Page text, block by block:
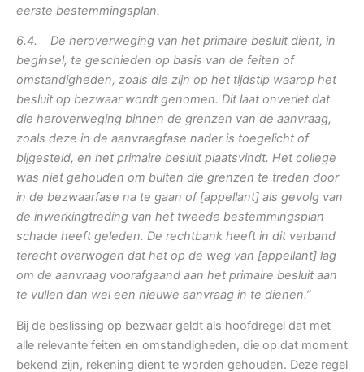
eerste bestemmingsplan.
6.4. De heroverweging van het primaire besluit dient, in
beginsel, te geschieden op basis van de feiten of
omstandigheden, zoals die zijn op het tijdstip waarop het
besluit op bezwaar wordt genomen. Dit laat onverlet dat
die heroverweging binnen de grenzen van de aanvraag,
zoals deze in de aanvraagfase nader is toegelicht of
bijgesteld, en het primaire besluit plaatsvindt. Het college
was niet gehouden om buiten die grenzen te treden door
in de bezwaarfase na te gaan of [appellant] als gevolg van
de inwerkingtreding van het tweede bestemmingsplan
schade heeft geleden. De rechtbank heeft in dit verband
terecht overwogen dat het op de weg van [appellant] lag
om de aanvraag voorafgaand aan het primaire besluit aan
te vullen dan wel een nieuwe aanvraag in te dienen.”
Bij de beslissing op bezwaar geldt als hoofdregel dat met
alle relevante feiten en omstandigheden, die op dat moment
bekend zijn, rekening dient te worden gehouden. Deze regel